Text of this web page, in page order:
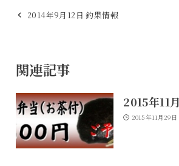
2014年9月12日 釣果情報
関連記事
2015年11
2015年11月29日